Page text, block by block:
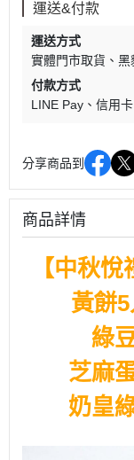
運送&付款
運送方式
實體門市取貨
黑
付款方式
LINE Pay
信用卡
分享商品到
商品詳情
【中秋
黃餅
綠
芝麻
奶皇